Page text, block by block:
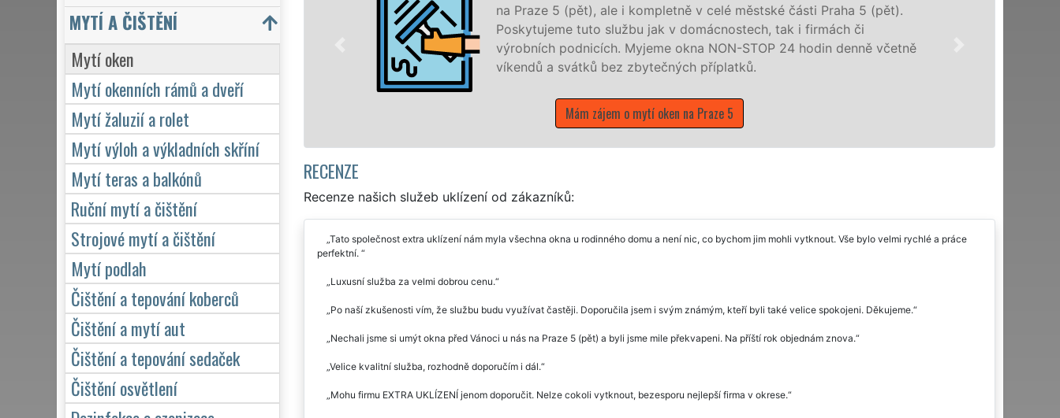
na Praze 5 (pět), ale i kompletně v celé městské části Praha 5 (pět).
Poskytujeme tuto službu jak v domácnostech, tak i firmách či
výrobních podnicích. Myjeme okna NON-STOP 24 hodin denně včetně
víkendů a svátků bez zbytečných příplatků.
Mám zájem o mytí oken na Praze 5
RECENZE
Recenze našich služeb uklízení od zákazníků:
Tato společnost extra uklízení nám myla všechna okna u rodinného domu a není nic, co bychom jim mohli vytknout. Vše bylo velmi rychlé a práce
perfektní.
Luxusní služba za velmi dobrou cenu.
Po naší zkušenosti vím, že službu budu využívat častěji. Doporučila jsem i svým známým, kteří byli také velice spokojeni. Děkujeme.
Nechali jsme si umýt okna před Vánoci u nás na Praze 5 (pět) a byli jsme mile překvapeni. Na příští rok objednám znova.
Velice kvalitní služba, rozhodně doporučím i dál.
Mohu firmu EXTRA UKLÍZENÍ jenom doporučit. Nelze cokoli vytknout, bezesporu nejlepší firma v okrese.
MYTÍ A ČIŠTĚNÍ
Mytí oken
Mytí okenních rámů a dveří
Mytí žaluzií a rolet
Mytí výloh a výkladních skříní
Mytí teras a balkónů
Ruční mytí a čištění
Strojové mytí a čištění
Mytí podlah
Čištění a tepování koberců
Čištění a mytí aut
Čištění a tepování sedaček
Čištění osvětlení